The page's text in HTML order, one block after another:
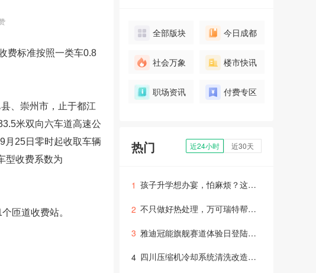
费标准按照一类车0.8
、崇州市，止于都江
米双向六车道高速公
月25日零时起收取车辆
型收费系数为
匝道收费站。
全部版块 今日成都
社会万象 楼市快讯
职场资讯 付费专区
热门 近24小时 近30天
1 孩子升学想办宴，怕麻烦？这份省心筹备攻略请收好！
2 不只做好热处理，万可瑞特帮你打通整条制造链！
3 雅迪冠能旗舰赛道体验日登陆成都，硬核科技“智取”年轻用户
4 四川压缩机冷却系统清洗改造：高效运行与维保指南